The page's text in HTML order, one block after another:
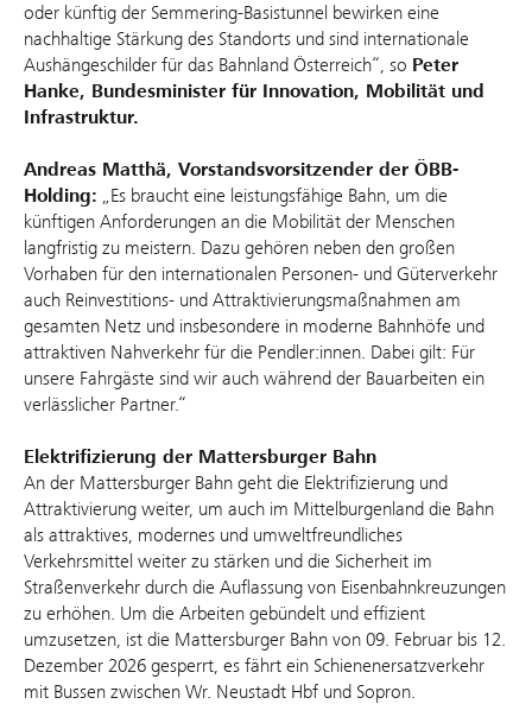
oder künftig der Semmering-Basistunnel bewirken eine
nachhaltige Stärkung des Standorts und sind internationale
Aushängeschilder für das Bahnland Österreich“, so Peter
Hanke, Bundesminister für Innovation, Mobilität und
Infrastruktur.
Andreas Matthä, Vorstandsvorsitzender der ÖBB-
Holding: „Es braucht eine leistungsfähige Bahn, um die
künftigen Anforderungen an die Mobilität der Menschen
langfristig zu meistern. Dazu gehören neben den großen
Vorhaben für den internationalen Personen- und Güterverkehr
auch Reinvestitions- und Attraktivierungsmaßnahmen am
gesamten Netz und insbesondere in moderne Bahnhöfe und
attraktiven Nahverkehr für die Pendler:innen. Dabei gilt: Für
unsere Fahrgäste sind wir auch während der Bauarbeiten ein
verlässlicher Partner.“
Elektrifizierung der Mattersburger Bahn
An der Mattersburger Bahn geht die Elektrifizierung und
Attraktivierung weiter, um auch im Mittelburgenland die Bahn
als attraktives, modernes und umweltfreundliches
Verkehrsmittel weiter zu stärken und die Sicherheit im
Straßenverkehr durch die Auflassung von Eisenbahnkreuzungen
zu erhöhen. Um die Arbeiten gebündelt und effizient
umzusetzen, ist die Mattersburger Bahn von 09. Februar bis 12.
Dezember 2026 gesperrt, es fährt ein Schienenersatzverkehr
mit Bussen zwischen Wr. Neustadt Hbf und Sopron.